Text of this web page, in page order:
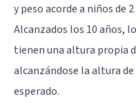
y peso acorde a niños de
Alcanzados los 10 años,
tienen una altura propia
alcanzándose la altura
esperado.